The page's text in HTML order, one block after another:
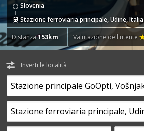
Slovenia
Stazione ferroviaria principale, Udine, Italia
Distanza153km Valutazione dell'utente
Inverti le località